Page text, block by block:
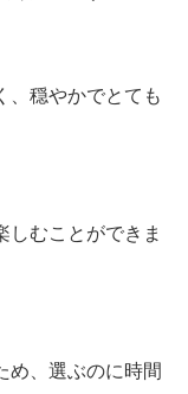
、穏やかでとても
しむことができま
め、選ぶのに時間